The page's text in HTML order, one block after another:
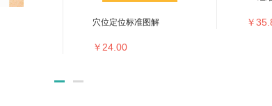
穴位定位标准图解
￥24.00
￥